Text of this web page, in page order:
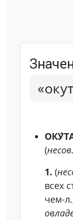
(несов.
1. (
всех
чем-